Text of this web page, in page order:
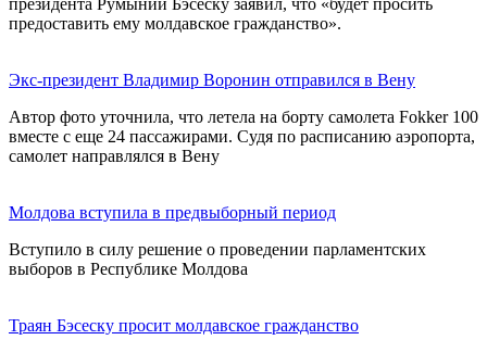
предоставить ему молдавское гражданство».
Экс-президент Владимир Воронин отправился в Вену
Автор фото уточнила, что летела на борту самолета Fokker 100
вместе с еще 24 пассажирами. Судя по расписанию аэропорта,
самолет направлялся в Вену
Молдова вступила в предвыборный период
Вступило в силу решение о проведении парламентских
выборов в Республике Молдова
Траян Бэсеску просит молдавское гражданство